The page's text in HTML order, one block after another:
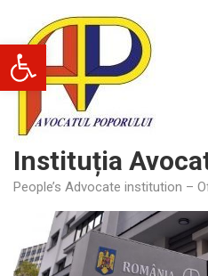
Deschide bara
content
Instituția
People’s Advocate institution –